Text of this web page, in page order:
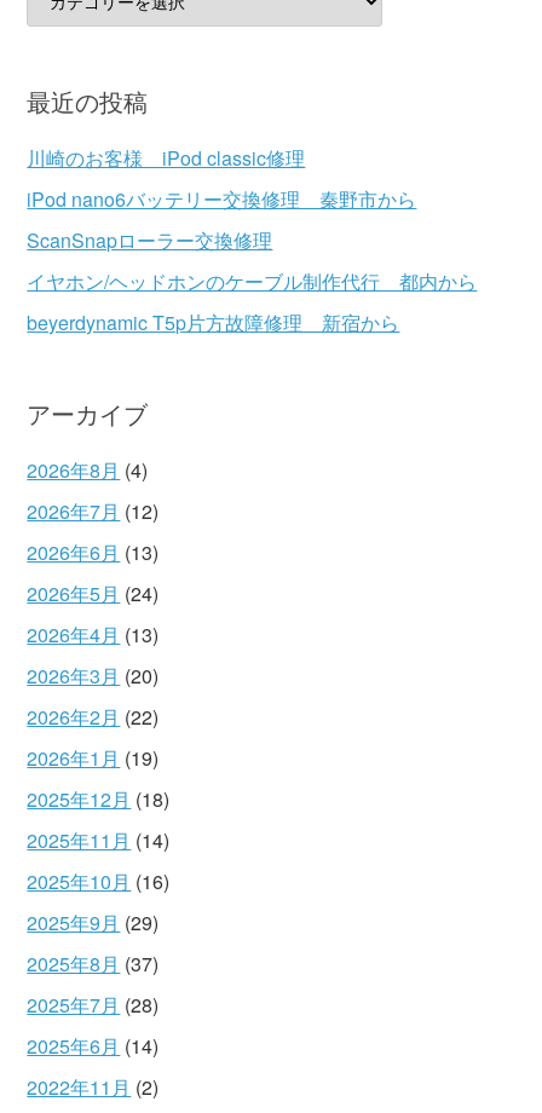
テ
リ
ー
最近の投稿
川崎のお客様 iPod classic修理
iPod nano6バッテリー交換修理 秦野市から
ScanSnapローラー交換修理
イヤホン/ヘッドホンのケーブル制作代行 都内から
beyerdynamic T5p片方故障修理 新宿から
アーカイブ
2026年8月 (4)
2026年7月 (12)
2026年6月 (13)
2026年5月 (24)
2026年4月 (13)
2026年3月 (20)
2026年2月 (22)
2026年1月 (19)
2025年12月 (18)
2025年11月 (14)
2025年10月 (16)
2025年9月 (29)
2025年8月 (37)
2025年7月 (28)
2025年6月 (14)
2022年11月 (2)